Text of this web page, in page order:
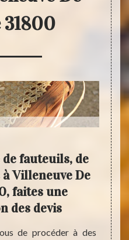
fauteuils, de
Villeneuve De
faites une
des devis
de procéder à des
de